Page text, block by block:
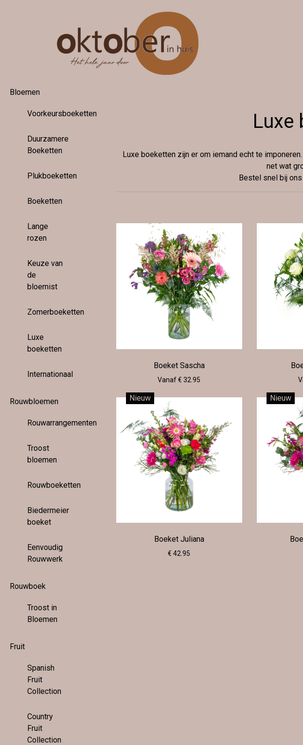
Bloemen
Voorkeursboeketten
Duurzamere
Boeketten
Plukboeketten
Boeketten
Lange
rozen
Keuze van
de
bloemist
Zomerboeketten
Luxe
boeketten
Internationaal
Rouwbloemen
Rouwarrangementen
Troost
bloemen
Rouwboeketten
Biedermeier
boeket
Eenvoudig
Rouwwerk
Rouwboek
Troost in
Bloemen
Fruit
Spanish
Fruit
Collection
Country
Fruit
Collection
Luxe
Luxe boeketten zijn er om iemand echt te
net wat
Bestel snel bij
Boeket Sascha
Vanaf € 32.95
Nieuw
Boeket Juliana
€ 42.95
Nieuw